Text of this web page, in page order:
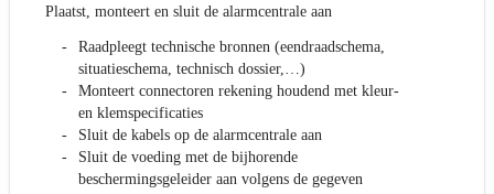
Plaatst, monteert en sluit de alarmcentrale aan
Raadpleegt technische bronnen (eendraadschema,
situatieschema, technisch dossier,…)
Monteert connectoren rekening houdend met kleur-
en klemspecificaties
Sluit de kabels op de alarmcentrale aan
Sluit de voeding met de bijhorende
beschermingsgeleider aan volgens de gegeven